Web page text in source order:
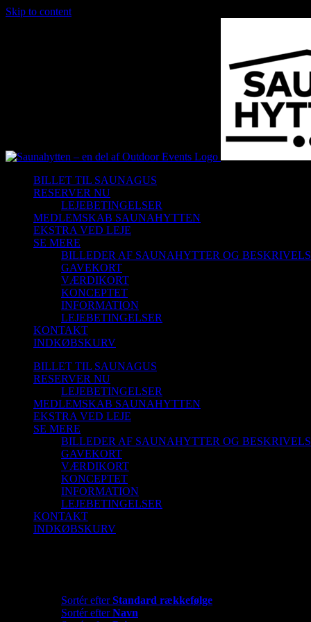
Skip to content
BILLET TIL SAUNAGUS
RESERVER NU
LEJEBETINGELSER
MEDLEMSKAB SAUNAHYTTEN
EKSTRA VED LEJE
SE MERE
BILLEDER AF SAUNAHYTTER OG
GAVEKORT
VÆRDIKORT
KONCEPTET
INFORMATION
LEJEBETINGELSER
KONTAKT
INDKØBSKURV
BILLET TIL SAUNAGUS
RESERVER NU
LEJEBETINGELSER
MEDLEMSKAB SAUNAHYTTEN
EKSTRA VED LEJE
SE MERE
BILLEDER AF SAUNAHYTTER OG
GAVEKORT
VÆRDIKORT
KONCEPTET
INFORMATION
LEJEBETINGELSER
KONTAKT
INDKØBSKURV
Sortér efterStandard rækkefølge
Sortér efterNavn